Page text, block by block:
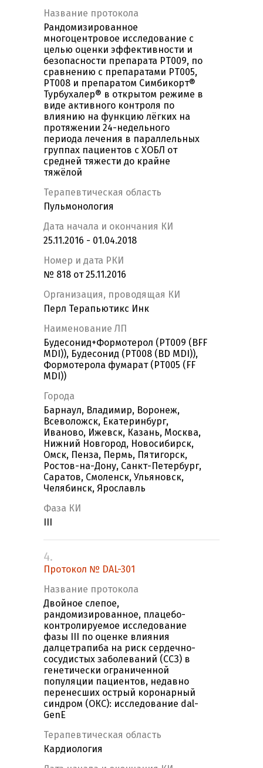
Название протокола
Рандомизированное
многоцентровое исследование с
целью оценки эффективности и
безопасности препарата PT009, по
сравнению с препаратами PT005,
PT008 и препаратом Симбикорт®
Турбухалер® в открытом режиме в
виде активного контроля по
влиянию на функцию лёгких на
протяжении 24-недельного
периода лечения в параллельных
группах пациентов с ХОБЛ от
средней тяжести до крайне
тяжёлой
Терапевтическая область
Пульмонология
Дата начала и окончания КИ
25.11.2016 - 01.04.2018
Номер и дата РКИ
№ 818 от 25.11.2016
Организация, проводящая КИ
Перл Терапьютикс Инк
Наименование ЛП
Будесонид+Формотерол (PT009 (BFF
MDI)), Будесонид (PT008 (BD MDI)),
Формотерола фумарат (PT005 (FF
MDI))
Города
Барнаул, Владимир, Воронеж,
Всеволожск, Екатеринбург,
Иваново, Ижевск, Казань, Москва,
Нижний Новгород, Новосибирск,
Омск, Пенза, Пермь, Пятигорск,
Ростов-на-Дону, Санкт-Петербург,
Саратов, Смоленск, Ульяновск,
Челябинск, Ярославль
Фаза КИ
4.
Протокол № DAL-301
Название протокола
Двойное слепое,
рандомизированное, плацебо-
контролируемое исследование
фазы III по оценке влияния
далцетрапиба на риск сердечно-
сосудистых заболеваний (ССЗ) в
генетически ограниченной
популяции пациентов, недавно
перенесших острый коронарный
синдром (ОКС): исследование dal-
GenE
Терапевтическая область
Кардиология